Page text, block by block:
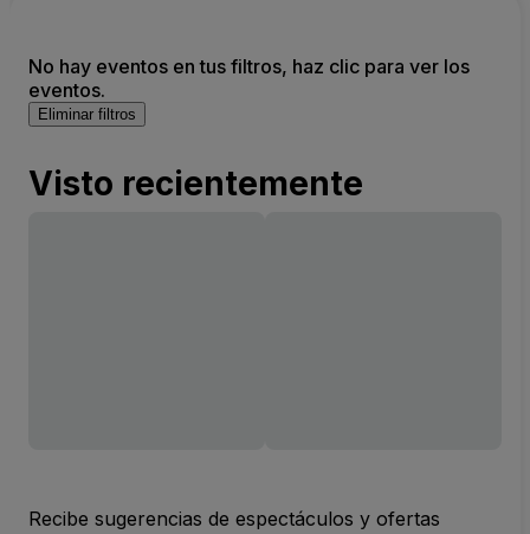
No hay eventos en tus filtros, haz clic para ver los
eventos.
Eliminar filtros
Visto recientemente
Recibe sugerencias de espectáculos y ofertas